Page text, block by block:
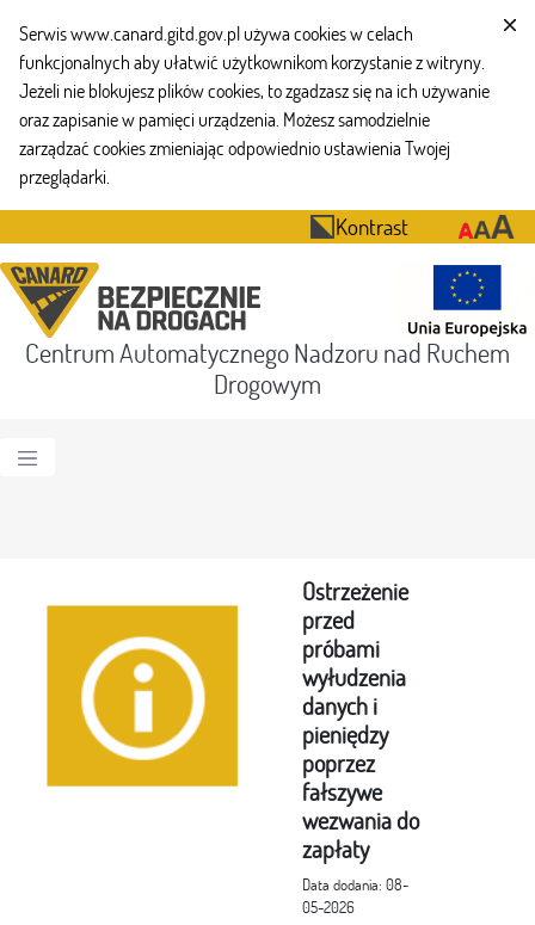
Serwis www.canard.gitd.gov.pl używa cookies w celach
funkcjonalnych aby ułatwić użytkownikom korzystanie z witryny.
Jeżeli nie blokujesz plików cookies, to zgadzasz się na ich używanie
oraz zapisanie w pamięci urządzenia. Możesz samodzielnie
zarządzać cookies zmieniając odpowiednio ustawienia Twojej
przeglądarki.
Kontrast
Centrum Automatycznego Nadzoru nad Ruchem
Drogowym
Ostrzeżenie
przed
próbami
wyłudzenia
danych i
pieniędzy
poprzez
fałszywe
wezwania do
zapłaty
Data dodania: 08-
05-2026